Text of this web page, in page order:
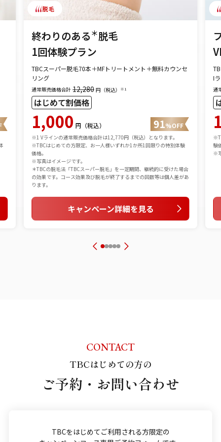
脱毛
終わりのある＊脱毛
1回体験プラン
TBCスーパー脱毛70本＋MFトリートメント＋無料カウンセ
リング
通常販売価格合計 12,280 円（税込） ※1
はじめて割価格
1,000 円（税込） 91%OFF
※1 Vラインの通常販売価格合計は12,770円（税込）となります。
※TBCはじめての方限定、お一人様いずれか1か所1回限りの特別体験
価格。
※写真はイメージです。
＊TBCの脱毛法「TBCスーパー脱毛」を一定期間、継続的に受けた場合
の効果です。コース効果及び脱毛が終了するまでの回数等は個人差があ
ります。
キャンペーン詳細を見る
I
通
験
※
CONTACT
TBCはじめての方の
ご予約・お問い合わせ
TBCをはじめてご利用される方限定の